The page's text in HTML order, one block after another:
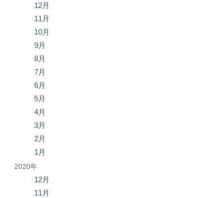
12月
11月
10月
9月
8月
7月
6月
5月
4月
3月
2月
1月
2020年
12月
11月